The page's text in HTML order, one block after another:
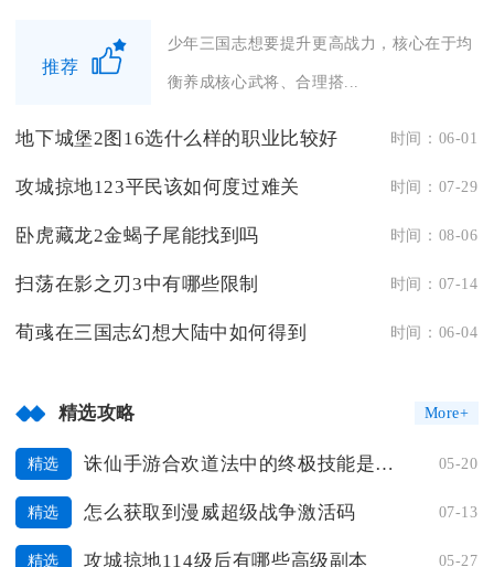
推荐
少年三国志想要提升更高战力，核心在于均
衡养成核心武将、合理搭...
地下城堡2图16选什么样的职业比较好 时间：06-01
攻城掠地123平民该如何度过难关 时间：07-29
卧虎藏龙2金蝎子尾能找到吗 时间：08-06
扫荡在影之刃3中有哪些限制 时间：07-14
荀彧在三国志幻想大陆中如何得到 时间：06-04
精选攻略 More+
精选 诛仙手游合欢道法中的终极技能是哪一个 05-20
精选 怎么获取到漫威超级战争激活码 07-13
精选 攻城掠地114级后有哪些高级副本 05-27